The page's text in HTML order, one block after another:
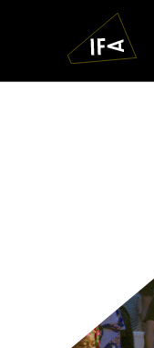
Navigatie
overslaan